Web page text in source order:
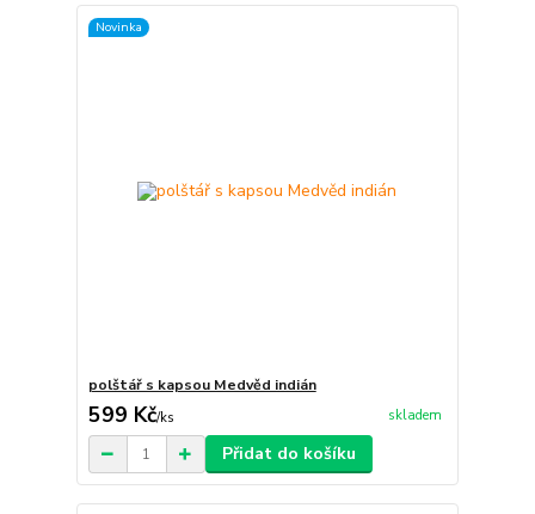
Novinka
polštář s kapsou Medvěd indián
599 Kč/ks skladem
Přidat do košíku